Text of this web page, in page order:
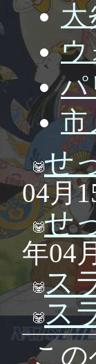
ウ
パ
せ
04月
せ
年04
ス
ス
この